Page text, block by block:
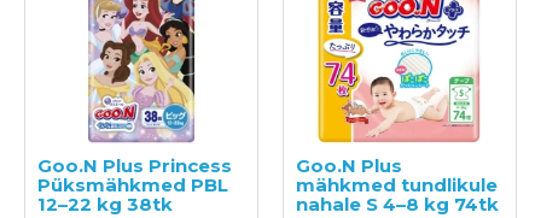
Goo.N Plus Princess
Püksmähkmed PBL
12–22 kg 38tk
Goo.N Plus
mähkmed tundlikule
nahale S 4–8 kg 74tk